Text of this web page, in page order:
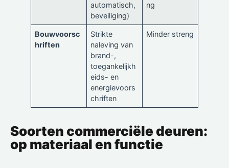
automatisch,
beveiliging)
ng
Bouwvoorsc
hriften
Strikte
naleving van
brand-,
toegankelijkh
eids- en
energievoors
chriften
Minder streng
Soorten commerciële deuren:
op materiaal en functie